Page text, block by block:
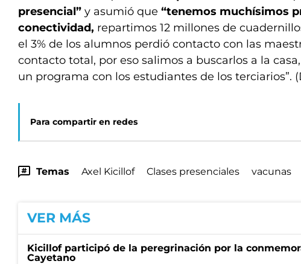
presencial” y asumió que “tenemos muchísimos
conectividad, repartimos 12 millones de
el 3% de los alumnos perdió contacto con las
contacto total, por eso salimos a buscarlos a la
un programa con los estudiantes de los terciarios”.
Para compartir en redes
Temas Axel Kicillof Clases presenciales vacunas
VER MÁS
Kicillof participó de la peregrinación por la
Cayetano